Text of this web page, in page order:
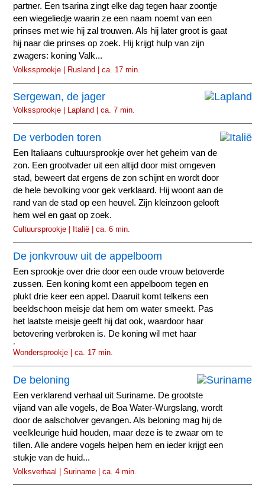
partner. Een tsarina zingt elke dag tegen haar zoontje
een wiegeliedje waarin ze een naam noemt van een
prinses met wie hij zal trouwen. Als hij later groot is gaat
hij naar die prinses op zoek. Hij krijgt hulp van zijn
zwagers: koning Valk...
Volkssprookje | Rusland | ca. 17 min.
Sergewan, de jager
Volkssprookje | Lapland | ca. 7 min.
De verboden toren
Een Italiaans cultuursprookje over het geheim van de
zon. Een grootvader uit een altijd door mist omgeven
stad, beweert dat ergens de zon schijnt en wordt door
de hele bevolking voor gek verklaard. Hij woont aan de
rand van de stad op een heuvel. Zijn kleinzoon gelooft
hem wel en gaat op zoek.
Cultuursprookje | Italië | ca. 6 min.
De jonkvrouw uit de appelboom
Een sprookje over drie door een oude vrouw betoverde
zussen. Een koning komt een appelboom tegen en
plukt drie keer een appel. Daaruit komt telkens een
beeldschoon meisje dat hem om water smeekt. Pas
het laatste meisje geeft hij dat ook, waardoor haar
betovering verbroken is. De koning wil met haar
trouwen...
Wondersprookje | ca. 17 min.
De beloning
Een verklarend verhaal uit Suriname. De grootste
vijand van alle vogels, de Boa Water-Wurgslang, wordt
door de aalscholver gevangen. Als beloning mag hij de
veelkleurige huid houden, maar deze is te zwaar om te
tillen. Alle andere vogels helpen hem en ieder krijgt een
stukje van de huid...
Volksverhaal | Suriname | ca. 4 min.